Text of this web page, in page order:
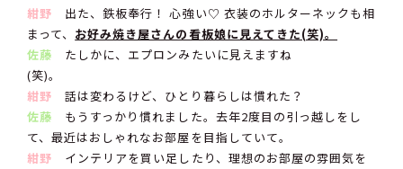
紺野 出た、鉄板奉行！ 心強い♡ 衣装のホルターネックも相
まって、 お好み焼き屋さんの看板娘に見えてきた(笑)。
佐藤 たしかに、エプロンみたいに見えますね
(笑)。
紺野 話は変わるけど、ひとり暮らしは慣れた？
佐藤 もうすっかり慣れました。去年2度目の引っ越しをし
て、最近はおしゃれなお部屋を目指していて。
紺野 インテリアを買い足したり、理想のお部屋の雰囲気を